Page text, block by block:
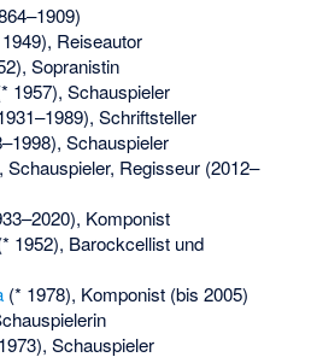
Reiseautor
Sopranistin
1957), Schauspieler
Schriftsteller
Schauspieler
Schauspieler, Regisseur (2012–
Komponist
1952), Barockcellist und
(* 1978), Komponist (bis 2005)
Schauspieler